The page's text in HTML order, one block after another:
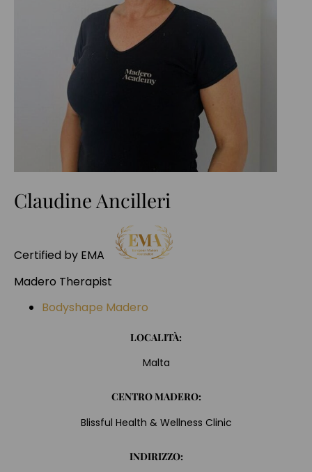
Claudine Ancilleri
Certified by EMA
Madero Therapist
Bodyshape Madero
LOCALITÀ:
Malta
CENTRO MADERO:
Blissful Health & Wellness Clinic
INDIRIZZO: